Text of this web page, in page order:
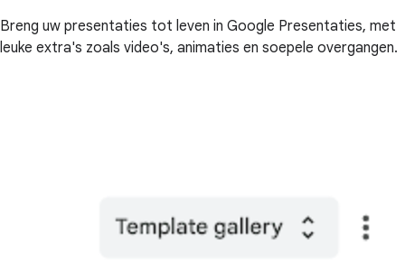
Breng uw presentaties tot leven in Google Presentaties, met
leuke extra's zoals video's, animaties en soepele overgangen.